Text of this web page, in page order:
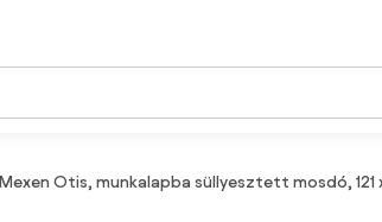
Mexen Otis, munkalapba süllyesztett mosdó, 121